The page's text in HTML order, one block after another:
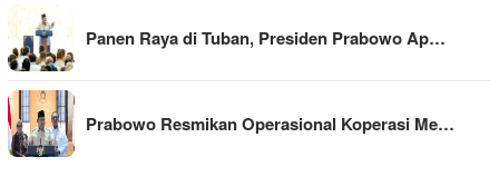
Panen Raya di Tuban, Presiden Prabowo Ap…
Prabowo Resmikan Operasional Koperasi Me…